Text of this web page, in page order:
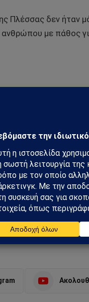
Πλέσσας δεν ήταν
με πάθος
στο
για να λαμβάνεις
και αναλύσεις.
a preferred source
Μίμης Πλέσσας